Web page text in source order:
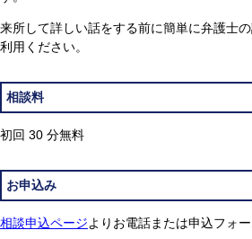
来所して詳しい話をする前に簡単に弁護士
利用ください。
相談料
初回 30 分無料
お申込み
相談申込ページよりお電話または申込フォ